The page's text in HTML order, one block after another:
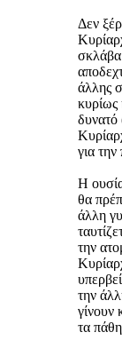
Δεν
σκλάβα
άλλης
κυρίως
για
Η
θα
άλλη
την
την
γίνουν
τα πάθη